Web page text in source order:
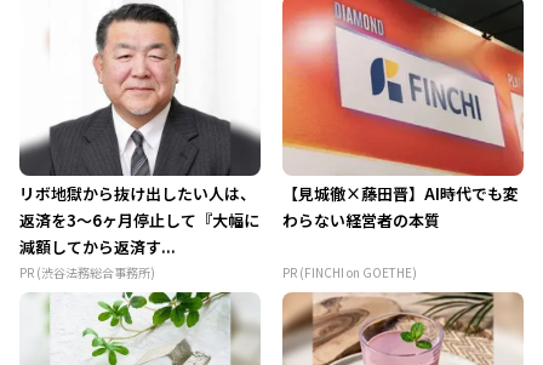
リボ地獄から抜け出したい人は、
返済を3～6ヶ月停止して『大幅に
減額してから返済す...
PR (渋谷法務総合事務所)
【見城徹×藤田晋】AI時代でも変
わらない経営者の本質
PR (FINCHI on GOETHE)